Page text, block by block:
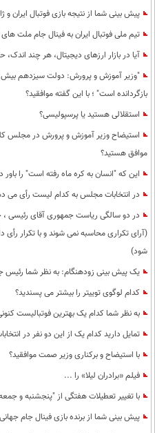
پیش بینی شما از نتیجه بازی فوتبال ایران و
تیم ملی فوتبال ایران به فینال جام ملت
آیا در بازار ارزهای دیجیتال، هر چند اندک،
"وزیر آموزش و پرورش: دولت سیزدهم بیش
بازگردانده است" ؛ با این گفته موافقید؟
استقلالی هستید یا پرسپولیسی؟
استیضاح وزیر آموزش و پرورش در مجلس
موافق هستید؟
این که "انسان به کره ماه رفته است" را باور
در انتخابات مجلس به کدام لیست رأی می
در دو سالگی ریاست جمهوری آقای رئیسی
(آرای تکراری محاسبه نمی شوند و با تکرار
شود)
یک پیش بینی زودهنگام: به نظر شما رئیس
کدام لوگوی توییتر را بیشتر می پسندید؟
به نظر شما کدام یک بهترین فوتبالیست
تمایل دارید کدام یک از این دو نفر در
با استیضاح و برکناری وزیر صمت موافقید؟
فیلم «برادران لیلا» را ...
با تغییر تعطیلات هفتگی از "پنجشنبه و
پیش بینی شما از برنده بازی فینال جام